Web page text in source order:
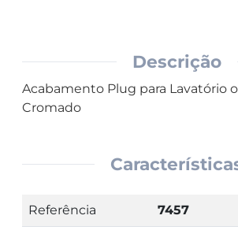
Descrição
Acabamento Plug para Lavatório
Cromado
Referência 7457